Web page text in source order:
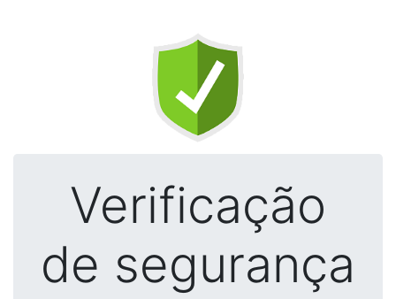
Verificação
de segurança